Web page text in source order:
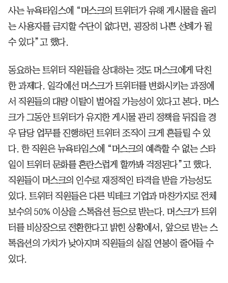
사는 뉴욕타임스에 “머스크의 트위터가 유해 게시물을 올리
는 사용자를 금지할 수단이 없다면, 굉장히 나쁜 선례가 될
수 있다”고 했다.
동요하는 트위터 직원들을 상대하는 것도 머스크에게 닥친
한 과제다. 일각에선 머스크가 트위터를 변화시키는 과정에
서 직원들의 대량 이탈이 벌어질 가능성이 있다고 본다. 머스
크가 그동안 트위터가 유지한 게시물 관리 정책을 뒤집을 경
우 담당 업무를 진행하던 트위터 조직이 크게 흔들릴 수 있
다. 한 직원은 뉴욕타임스에 “머스크의 예측할 수 없는 스타
일이 트위터 문화를 혼란스럽게 할까봐 걱정된다”고 했다.
직원들이 머스크의 인수로 재정적인 타격을 받을 가능성도
있다. 트위터 직원들은 다른 빅테크 기업과 마찬가지로 전체
보수의 50% 이상을 스톡옵션 등으로 받는다. 머스크가 트위
터를 비상장으로 전환한다고 밝힌 상황에서, 앞으로 받는 스
톡옵션의 가치가 낮아지며 직원들의 실질 연봉이 줄어들 수
있다.